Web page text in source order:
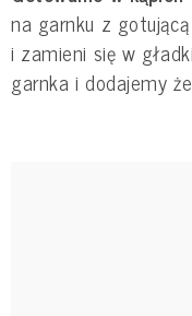
na garnku z
i zamieni się w
garnka i dodajemy